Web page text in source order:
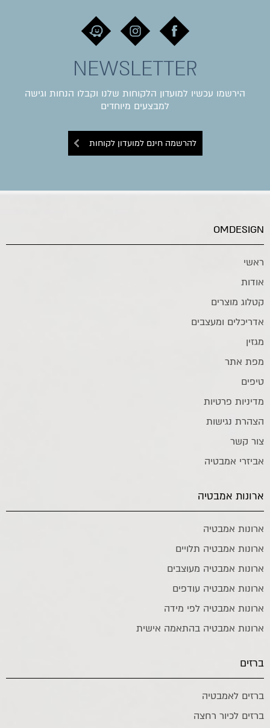
NEWSLETTER
הירשמו עכשיו למועדון הלקוחות שלנו וקבלו הנחות וגישה
למבצעים מיוחדים
להרשמה חינם למועדון לקוחות
OMDESIGN
ראשי
אודות
קטלוג מוצרים
אדריכלים ומעצבים
מגזין
מפת אתר
טיפים
מדיניות פרטיות
הצהרת נגישות
צור קשר
אביזרי אמבטיה
ארונות אמבטיה
ארונות אמבטיה
ארונות אמבטיה תלויים
ארונות אמבטיה מעוצבים
ארונות אמבטיה עודפים
ארונות אמבטיה לפי מידה
ארונות אמבטיה בהתאמה אישית
ברזים
ברזים לאמבטיה
ברזים לכיור רחצה